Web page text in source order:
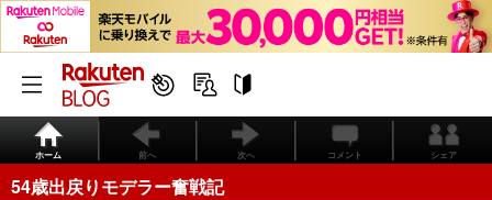
ホーム 前へ 次へ コメント シェア
54歳出戻りモデラー奮戦記